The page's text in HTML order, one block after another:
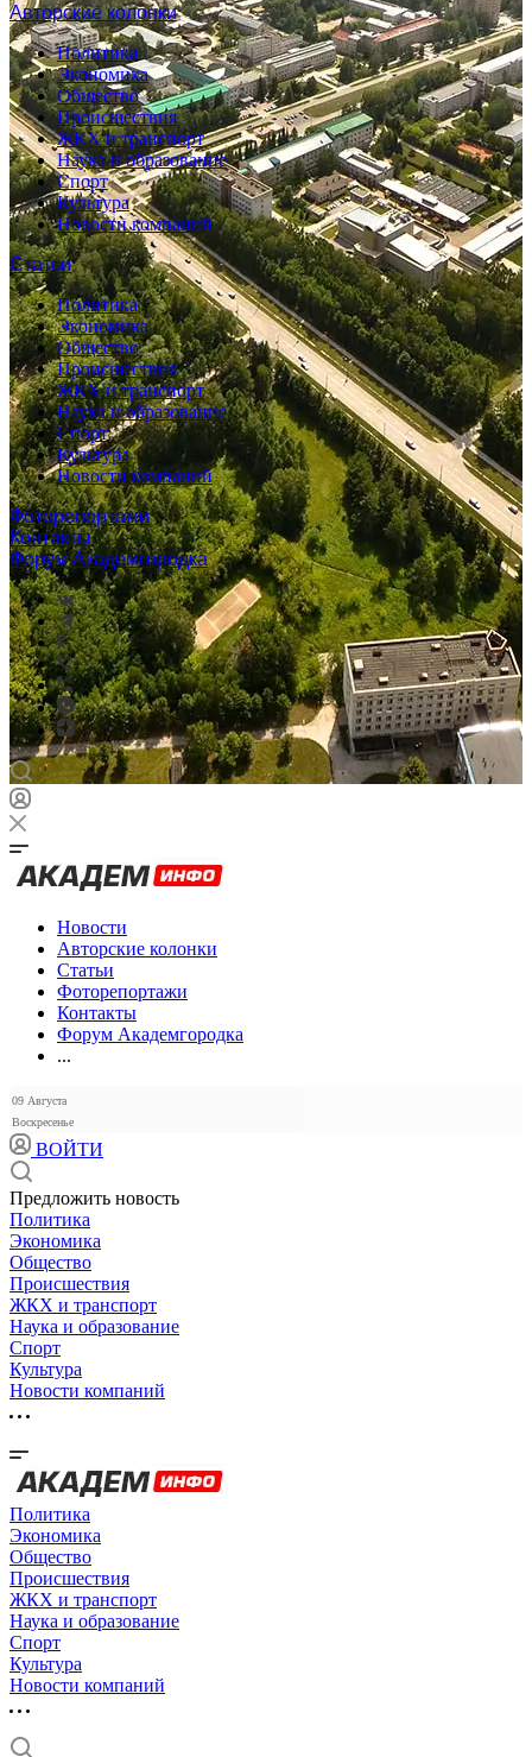
Авторские колонки
Политика
Экономика
Общество
Происшествия
ЖКХ и транспорт
Наука и образование
Спорт
Культура
Новости компаний
Статьи
Политика
Экономика
Общество
Происшествия
ЖКХ и транспорт
Наука и образование
Спорт
Культура
Новости компаний
Фоторепортажи
Контакты
Форум Академгородка
Новости
Авторские колонки
Статьи
Фоторепортажи
Контакты
Форум Академгородка
...
09 Августа
Воскресенье
ВОЙТИ
Предложить новость
Политика
Экономика
Общество
Происшествия
ЖКХ и транспорт
Наука и образование
Спорт
Культура
Новости компаний
Политика
Экономика
Общество
Происшествия
ЖКХ и транспорт
Наука и образование
Спорт
Культура
Новости компаний